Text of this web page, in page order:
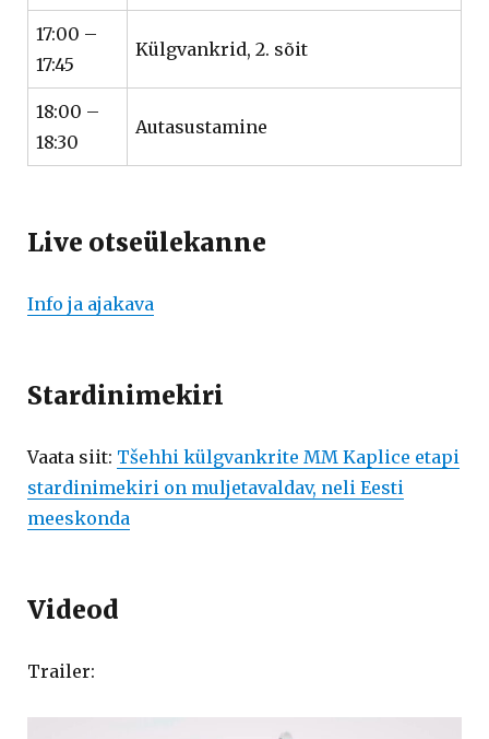
17:00 –
17:45
Külgvankrid, 2. sõit
18:00 –
18:30
Autasustamine
Live otseülekanne
Info ja ajakava
Stardinimekiri
Vaata siit: Tšehhi külgvankrite MM Kaplice etapi
stardinimekiri on muljetavaldav, neli Eesti
meeskonda
Videod
Trailer: